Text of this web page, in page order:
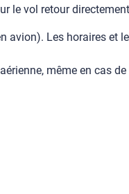
le vol retour
avion). Les horaires et
même en cas